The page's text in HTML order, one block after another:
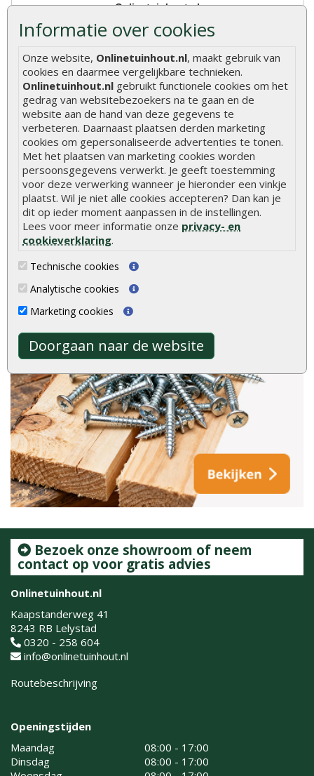
Informatie over cookies
Onze website, Onlinetuinhout.nl, maakt gebruik van
cookies en daarmee vergelijkbare technieken.
Onlinetuinhout.nl gebruikt functionele cookies om het
gedrag van websitebezoekers na te gaan en de
website aan de hand van deze gegevens te
verbeteren. Daarnaast plaatsen derden marketing
cookies om gepersonaliseerde advertenties te tonen.
Met het plaatsen van marketing cookies worden
persoonsgegevens verwerkt. Je geeft toestemming
voor deze verwerking wanneer je hieronder een vinkje
plaatst. Wil je niet alle cookies accepteren? Dan kan je
dit op ieder moment aanpassen in de instellingen.
Lees voor meer informatie onze privacy- en
cookieverklaring.
Technische cookies
Analytische cookies
Marketing cookies
Doorgaan naar de website
Onlinetuinhout.nl
8.9
gebaseerd op
2040 ervaringen
Meer ervaringen opklantervaringen.nl
Bezoek onze showroom of neem
contact op voor gratis advies
Onlinetuinhout.nl
Kaapstanderweg 41
8243 RB Lelystad
0320 - 258 604
info@onlinetuinhout.nl
Routebeschrijving
Openingstijden
Maandag
08:00 - 17:00
Dinsdag
08:00 - 17:00